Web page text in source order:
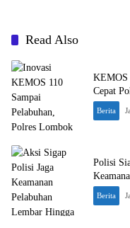
Read Also
KEMOS
Cepat
Berita
Polisi
Berita